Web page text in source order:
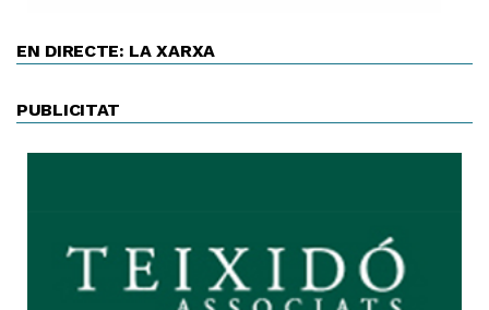
EN DIRECTE: LA XARXA
PUBLICITAT